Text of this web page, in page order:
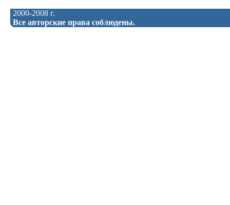
2000-2008 г.
Все авторские права соблюдены.